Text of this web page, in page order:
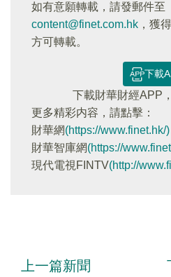
如有意願轉載，請發郵件至
content@finet.com.hk ，獲
方可轉載。
下載
下載財華財經APP
更多精彩内容，請點擊：
財華網(https://www.finet.hk/)
財華智庫網(https://
現代電視FINTV(http://
上一篇新聞